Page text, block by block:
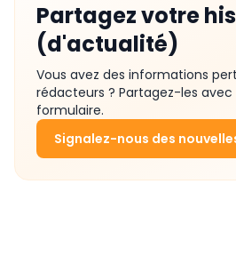
Partagez votre
(d'actualité)
Vous avez des informations
rédacteurs ? Partagez-les avec
formulaire.
Signalez-nous des